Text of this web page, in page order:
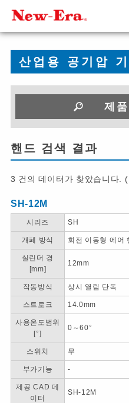
산업용 공기압 기
제
핸드 검색 결과
3 건의 데이터가 찾았습니다.
SH-12M
시리즈 SH
개폐 방식 회전 이동형 에어
실린더 경
[mm]
12mm
작동방식 상시 열림 단독
스트로크 14.0mm
사용온도범위
[°]
0～60°
스위치 무
부가기능 -
제공 CAD 데
이터
SH-12M